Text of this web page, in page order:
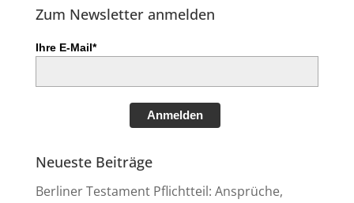
Zum Newsletter anmelden
Ihre E-Mail*
Anmelden
Neueste Beiträge
Berliner Testament Pflichtteil: Ansprüche,